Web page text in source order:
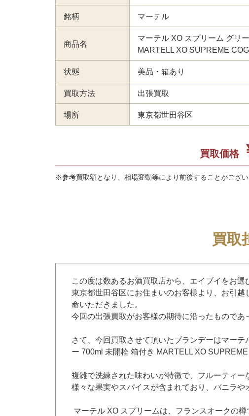
銘柄 マーテル
商品名
マーテル XO スプリーム グリ
MARTELL XO SUPREME
状態 美品・箱あり
買取方法 出張買取
場所 東京都世田谷区
買取価格
※参考買取額となり、相場変動等により前後することがござ
買取
この度は数あるお酒買取店から、エイブイをお選
東京都世田谷区にお住まいのお客様より、お引
命いただきました。
今回の出張買取がお客様の期待に沿ったものであ
さて、今回買取させて頂いたブランデーはマー
ー 700ml 未開栓 箱付き MARTELL XO SUPREME
複雑で洗練された味わいが特徴で、フルーティ
様々な果実やスパイスが含まれており、バニラや
マーテル XO スプリームは、フランスオークの